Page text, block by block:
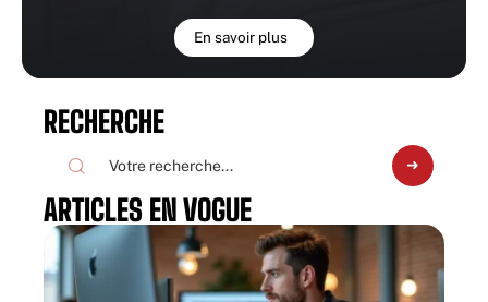
En savoir plus
RECHERCHE
ARTICLES EN VOGUE